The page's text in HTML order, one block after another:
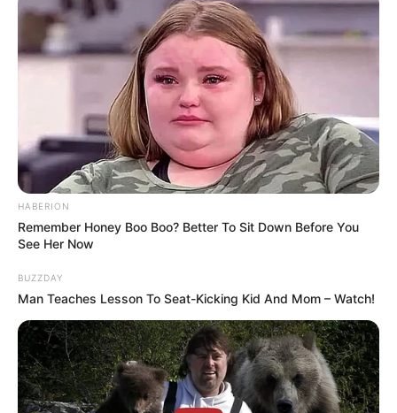
HABERION
Remember Honey Boo Boo? Better To Sit Down Before You
See Her Now
BUZZDAY
Man Teaches Lesson To Seat-Kicking Kid And Mom – Watch!